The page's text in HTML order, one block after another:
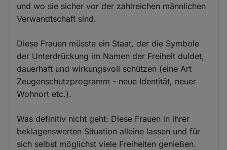
und wo sie sicher vor der zahlreichen männlichen
Verwandtschaft sind.
Diese Frauen müsste ein Staat, der die Symbole
der Unterdrückung im Namen der Freiheit duldet,
dauerhaft und wirkungsvoll schützen (eine Art
Zeugenschutzprogramm - neue Identität, neuer
Wohnort etc.).
Was definitiv nicht geht: Diese Frauen in ihrer
beklagenswerten Situation alleine lassen und für
sich selbst möglichst viele Freiheiten genießen.